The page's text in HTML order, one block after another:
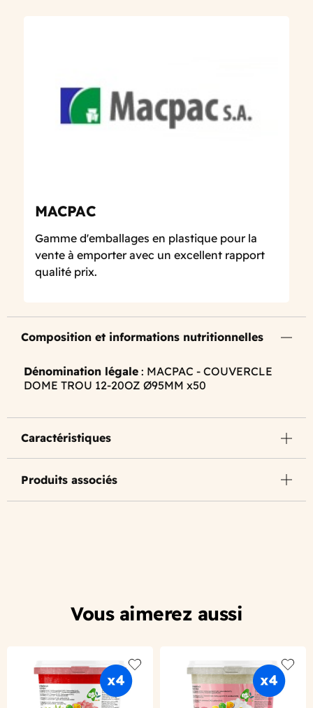
MACPAC
Gamme d'emballages en plastique pour la
vente à emporter avec un excellent rapport
qualité prix.
Composition et informations nutritionnelles
Dénomination légale : MACPAC - COUVERCLE
DOME TROU 12-20OZ Ø95MM x50
Caractéristiques
Produits associés
Vous aimerez aussi
Add to wishlist Add